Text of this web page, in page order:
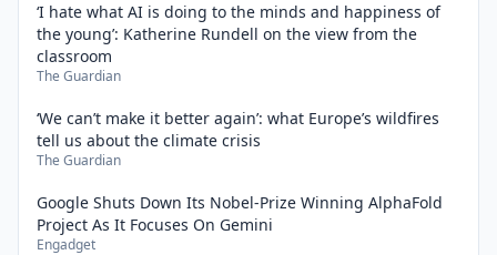
‘I hate what AI is doing to the minds and happiness of
the young’: Katherine Rundell on the view from the
classroom
The Guardian
‘We can’t make it better again’: what Europe’s wildfires
tell us about the climate crisis
The Guardian
Google Shuts Down Its Nobel-Prize Winning AlphaFold
Project As It Focuses On Gemini
Engadget